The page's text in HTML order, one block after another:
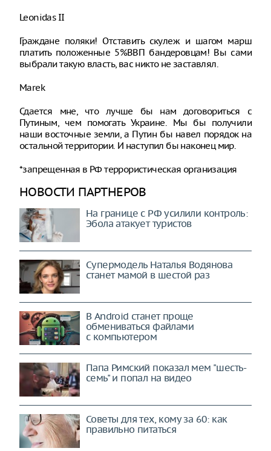
Leonidas II
Граждане поляки! Отставить скулеж и шагом марш
платить положенные 5%ВВП бандеровцам! Вы сами
выбрали такую власть, вас никто не заставлял.
Marek
Сдается мне, что лучше бы нам договориться с
Путиным, чем помогать Украине. Мы бы получили
наши восточные земли, а Путин бы навел порядок на
остальной территории. И наступил бы наконец мир.
*запрещенная в РФ террористическая организация
НОВОСТИ ПАРТНЕРОВ
На границе с РФ усилили контроль:
Эбола атакует туристов
Супермодель Наталья Водянова
станет мамой в шестой раз
В Android станет проще
обмениваться файлами
с компьютером
Папа Римский показал мем "шесть-
семь" и попал на видео
Советы для тех, кому за 60: как
правильно питаться